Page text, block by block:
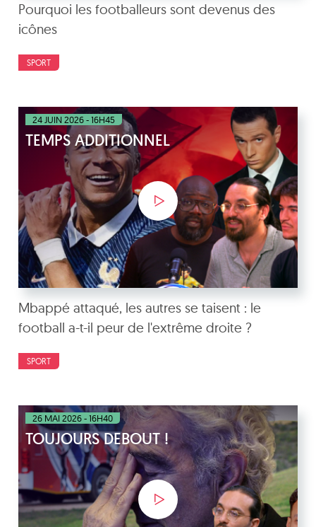
Pourquoi les footballeurs sont devenus des
icônes
SPORT
24 JUIN 2026 - 16H45
TEMPS ADDITIONNEL
Mbappé attaqué, les autres se taisent : le
football a-t-il peur de l'extrême droite ?
SPORT
26 MAI 2026 - 16H40
TOUJOURS DEBOUT !